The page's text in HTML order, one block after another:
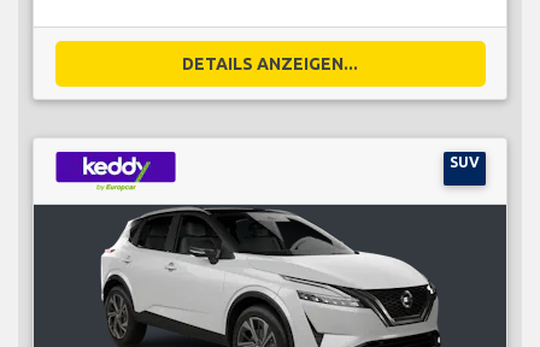
DETAILS ANZEIGEN...
SUV